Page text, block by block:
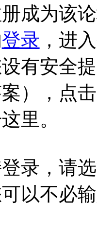
成为该
登录 ，进
有安全
），点
里。
录，请
以不必